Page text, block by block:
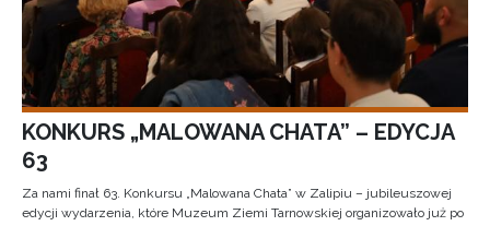
KONKURS „MALOWANA CHATA” – EDYCJA
63
Za nami finał 63. Konkursu „Malowana Chata” w Zalipiu – jubileuszowej
edycji wydarzenia, które Muzeum Ziemi Tarnowskiej organizowało już po